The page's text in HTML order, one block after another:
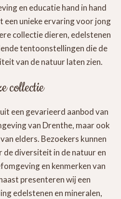
en educatie hand in hand
een unieke ervaring voor jong
collectie dieren, edelstenen
tentoonstellingen die de
van de natuur laten zien.
collectie
een gevarieerd aanbod van
van Drenthe, maar ook
elders. Bezoekers kunnen
de diversiteit in de natuur en
en kenmerken van
presenteren wij een
edelstenen en mineralen,